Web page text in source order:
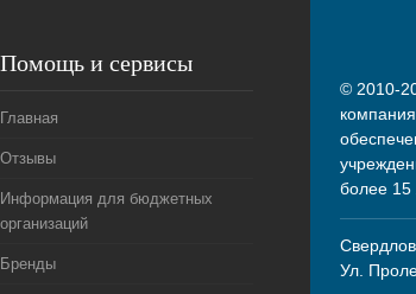
Помощь и сервисы
Главная
Отзывы
Информация для бюджетных
организаций
Бренды
© 2010-
более 15
Ул.